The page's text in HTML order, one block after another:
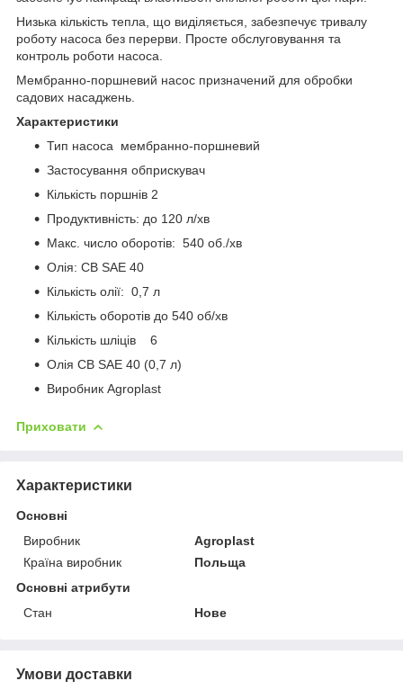
Низька кількість тепла, що виділяється, забезпечує тривалу
роботу насоса без перерви. Просте обслуговування та
контроль роботи насоса.
Мембранно-поршневий насос призначений для обробки
садових насаджень.
Характеристики
Тип насоса мембранно-поршневий
Застосування обприскувач
Кількість поршнів 2
Продуктивність: до 120 л/хв
Макс. число оборотів: 540 об./хв
Олія: CB SAE 40
Кількість олії: 0,7 л
Кількість оборотів до 540 об/хв
Кількість шліців 6
Олія CB SAE 40 (0,7 л)
Виробник Agroplast
Приховати
Характеристики
Основні
Виробник
Agroplast
Країна виробник
Польща
Основні атрибути
Стан
Нове
Умови доставки